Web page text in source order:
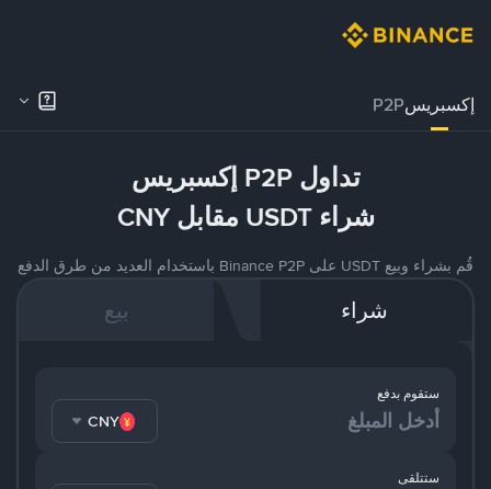
إكسبريسP2P
تداول P2P إكسبريس
شراء USDT مقابل CNY
قُم بشراء وبيع USDT على Binance P2P باستخدام العديد من طرق الدفع
شراء بيع
ستقوم بدفع
CNY
ستتلقى